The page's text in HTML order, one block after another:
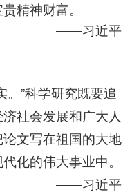
精神财富。
——习近平
。”科学研究既要追
社会发展和广大人
文写在祖国的大地
化的伟大事业中。
——习近平